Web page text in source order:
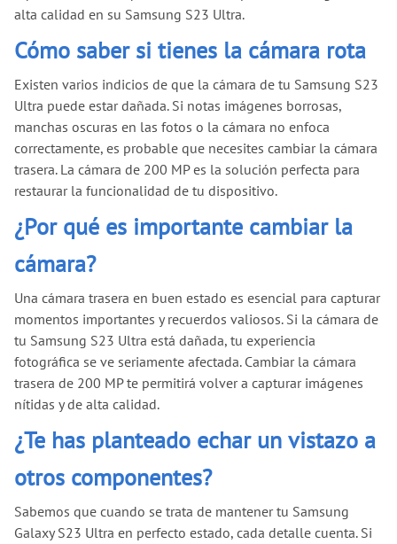
alta calidad en su Samsung S23 Ultra.
Cómo saber si tienes la cámara rota
Existen varios indicios de que la cámara de tu Samsung S23
Ultra puede estar dañada. Si notas imágenes borrosas,
manchas oscuras en las fotos o la cámara no enfoca
correctamente, es probable que necesites cambiar la cámara
trasera. La cámara de 200 MP es la solución perfecta para
restaurar la funcionalidad de tu dispositivo.
¿Por qué es importante cambiar la
cámara?
Una cámara trasera en buen estado es esencial para capturar
momentos importantes y recuerdos valiosos. Si la cámara de
tu Samsung S23 Ultra está dañada, tu experiencia
fotográfica se ve seriamente afectada. Cambiar la cámara
trasera de 200 MP te permitirá volver a capturar imágenes
nítidas y de alta calidad.
¿Te has planteado echar un vistazo a
otros componentes?
Sabemos que cuando se trata de mantener tu Samsung
Galaxy S23 Ultra en perfecto estado, cada detalle cuenta. Si